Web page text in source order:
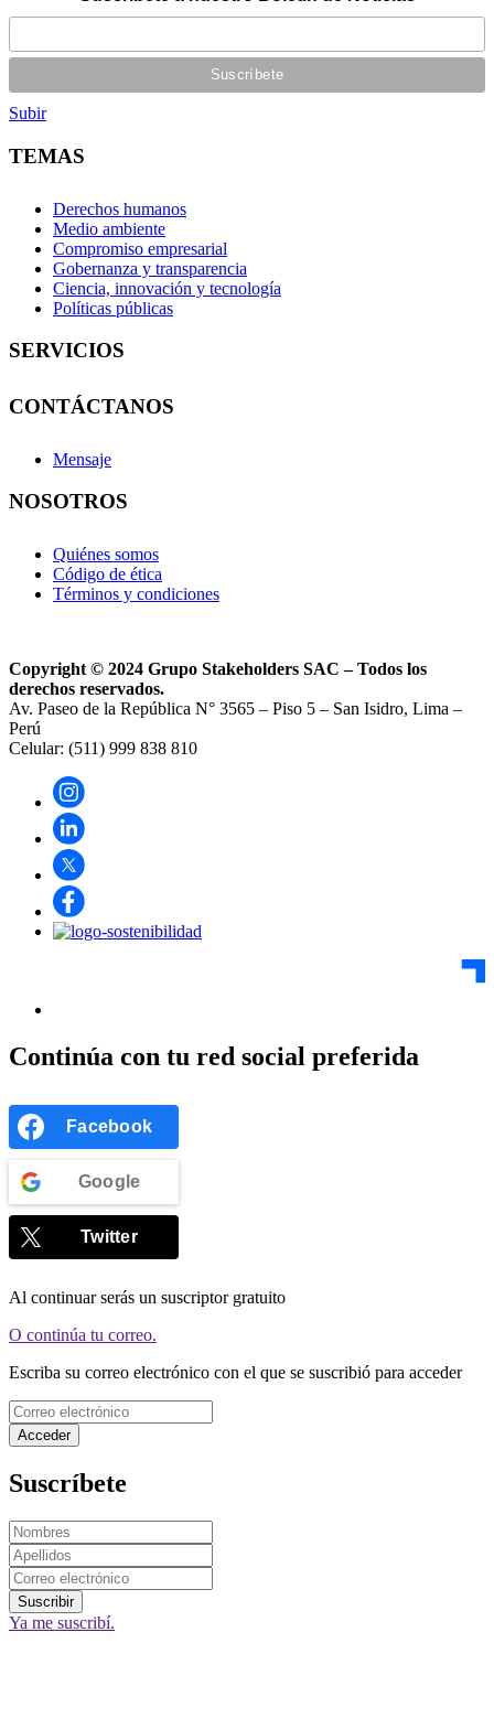
Subir
TEMAS
Derechos humanos
Medio ambiente
Compromiso empresarial
Gobernanza y transparencia
Ciencia, innovación y tecnología
Políticas públicas
SERVICIOS
CONTÁCTANOS
Mensaje
NOSOTROS
Quiénes somos
Código de ética
Términos y condiciones
Copyright © 2024 Grupo Stakeholders SAC – Todos los
derechos reservados.
Av. Paseo de la República N° 3565 – Piso 5 – San Isidro, Lima –
Perú
Celular: (511) 999 838 810
Continúa con tu red social preferida
Facebook
Google
Twitter
Al continuar serás un suscriptor gratuito
O continúa tu correo.
Escriba su correo electrónico con el que se suscribió para acceder
Suscríbete
Ya me suscribí.